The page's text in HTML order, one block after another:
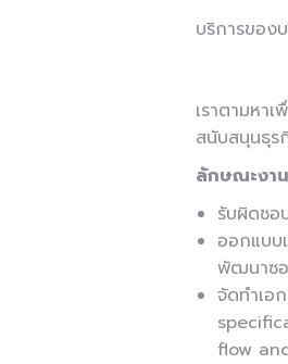
บริการของ
เราตามหา
สนับสนุนธุร
ลักษณะงา
รับผิดชอ
ออกแบบ
พัฒนาซอ
จัดทำเอ
flow